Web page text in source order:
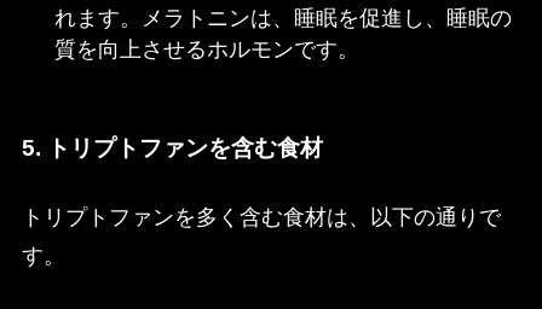
れます。メラトニンは、睡眠を促進し、睡眠の
質を向上させるホルモンです。
5. トリプトファンを含む食材
トリプトファンを多く含む食材は、以下の通りで
す。